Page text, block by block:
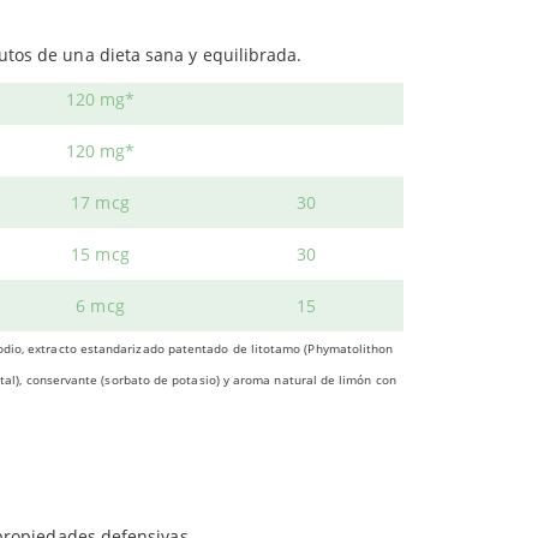
propiedades específicas sobre el
sus propiedades yse le elimina el
marina y arcillosa.
a mejorar la salud gastrointestinal:
externos.
funcionamiento del sistema inmune.
120 mg*
120 mg*
120 mg*
17 mcg 30
15 mcg 30
6 mcg 15
extracto estandarizado patentado de litotamo (Phymatolithon
conservante (sorbato de potasio) y aroma natural de limón con
de una dieta sana y equilibrada.